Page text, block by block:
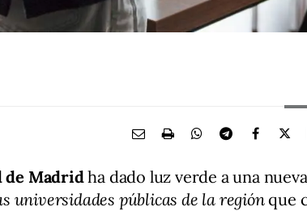
de Madridha dado luz verde a una
universidades públicas de la regiónque